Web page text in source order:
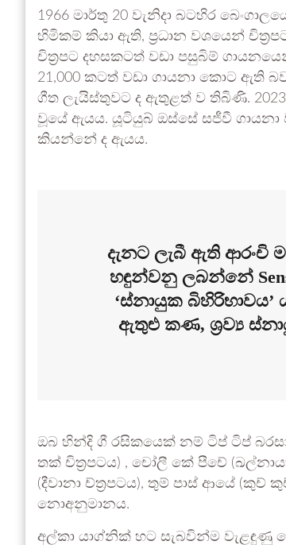
1966 මාර්තු 20 වැනිදා බටහිර
හිමිකම් කියා ඇති, ප්‍රධාන වශයෙන්
චිත්‍රපට දහසකටත් වඩා පසුබිම්
21,000 කටත් වඩා ගායනා කොට ඇති
ගීත ලැයිස්තුවට ද ඇතුළත් ව තිබිණි.
වූයේ ඇයය. යූටියුබ් ඔස්සේ සජීවී ගායනා
කියන්නේ ද ඇයය.
දැනට ලැබී ඇති
හඳුන්වනු ලබන්නේ
‘ස්නායුක
ඇතුළු කණ, ශ්‍රව්‍ය
ඔබ හින්දි ගී රසිකයෙක් නම් ටිප් ටිප් බරසා
තක් චිත්‍රපටය) , චෝලී කේ පීචේ
(දීවානා ච්ත්‍රපටය), තුම් පාස් ආයේ
නොඅනුමානය.
අල්කා යාග්නික් හට සැබවින්ම වැළඳුණු